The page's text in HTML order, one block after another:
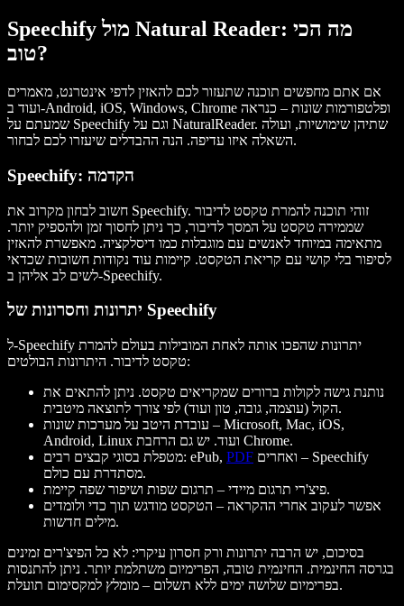
Speechify מול Natural Reader: מה הכי
טוב?
אם אתם מחפשים תוכנה שתעזור לכם להאזין לדפי אינטרנט, מאמרים
ועוד ב-Android, iOS, Windows, Chrome ופלטפורמות שונות – כנראה
שמעתם על Speechify וגם על NaturalReader. שתיהן שימושיות, ועולה
השאלה איזו עדיפה. הנה ההבדלים שיעזרו לכם לבחור.
Speechify: הקדמה
חשוב לבחון מקרוב את Speechify. זוהי תוכנה להמרת טקסט לדיבור
שממירה טקסט על המסך לדיבור, כך ניתן לחסוך זמן ולהספיק יותר.
מתאימה במיוחד לאנשים עם מוגבלות כמו דיסלקציה. מאפשרת להאזין
לסיפור בלי קושי עם קריאת הטקסט. קיימות עוד נקודות חשובות שכדאי
לשים לב אליהן ב-Speechify.
יתרונות וחסרונות של Speechify
ל-Speechify יתרונות שהפכו אותה לאחת המובילות בעולם להמרת
טקסט לדיבור. היתרונות הבולטים:
נותנת גישה לקולות ברורים שמקריאים טקסט. ניתן להתאים את
הקול (עוצמה, גובה, טון ועוד) לפי צורך לתוצאה מיטבית.
עובדת היטב על מערכות שונות – Microsoft, Mac, iOS,
Android, Linux ועוד. יש גם הרחבת Chrome.
מטפלת בסוגי קבצים רבים: ePub, PDF
מסתדרת עם כולם.
פיצ'רי תרגום מיידי – תרגום שפות ושיפור שפה קיימת.
אפשר לעקוב אחרי ההקראה – הטקסט מודגש תוך כדי ולומדים
מילים חדשות.
בסיכום, יש הרבה יתרונות ורק חסרון עיקרי: לא כל הפיצ'רים זמינים
בגרסה החינמית. החינמית טובה, הפרימיום משתלמת יותר. ניתן להתנסות
בפרימיום שלושה ימים ללא תשלום – מומלץ למקסימום תועלת.